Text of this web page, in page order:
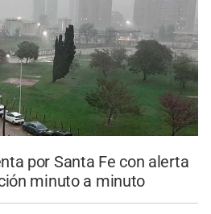
por Santa Fe con alerta
minuto a minuto